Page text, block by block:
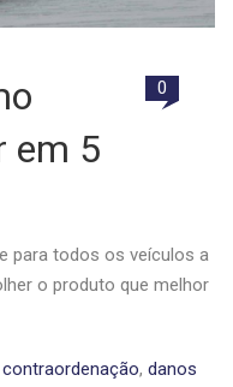
em 5
0
para todos os veículos a
o produto que melhor
contraordenação, danos